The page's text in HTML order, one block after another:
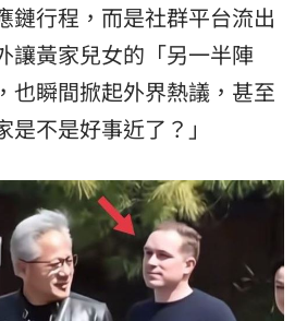
鏈行程，而是社群平台流出
讓黃家兒女的「另一半陣
也瞬間掀起外界熱議，甚至
不是好事近了？」